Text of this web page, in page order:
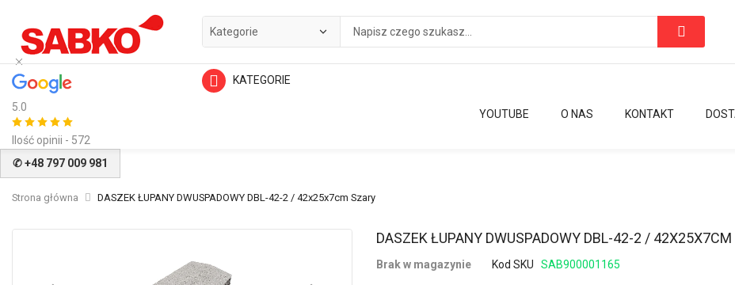
5.0
Ilość opinii - 572
KATEGORIE
KONTAKT
O NAS
YOUTUBE
✆ +48 797 009 981
Strona główna DASZEK ŁUPANY DWUSPADOWY DBL-42-2 / 42x25x7cm Szary
Przejdź
początek
DASZEK ŁUPANY DWUSPADOWY DBL-42-2 /
Brak w magazynie Kod SKU SAB900001165